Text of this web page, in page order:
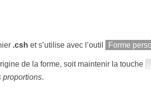
.csh et s’utilise avec l’outil Forme
de la forme, soit maintenir la touche
proportions.